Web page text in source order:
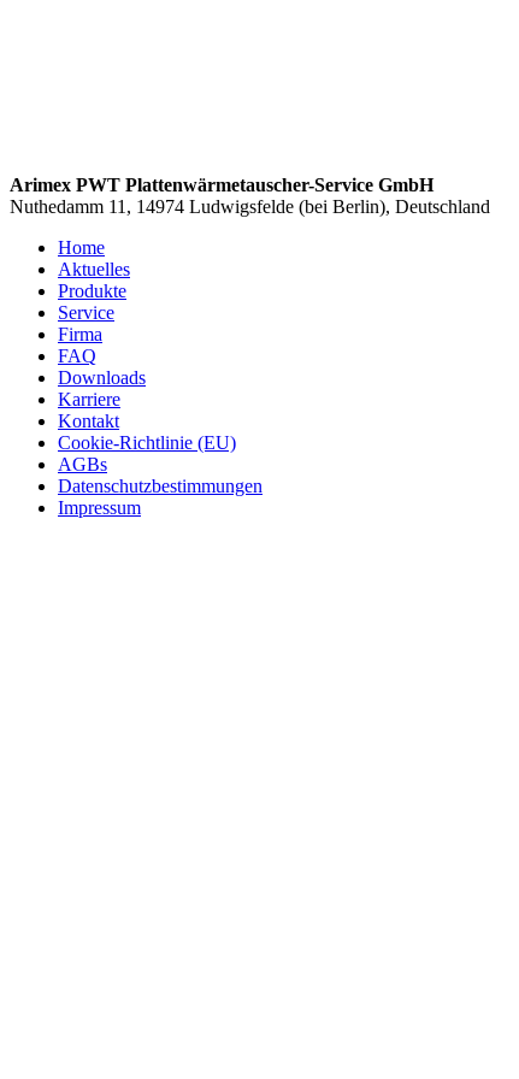
Arimex PWT Plattenwärmetauscher-Service GmbH
Nuthedamm 11, 14974 Ludwigsfelde (bei Berlin), Deutschland
Home
Aktuelles
Produkte
Service
Firma
FAQ
Downloads
Karriere
Kontakt
Cookie-Richtlinie (EU)
AGBs
Datenschutzbestimmungen
Impressum